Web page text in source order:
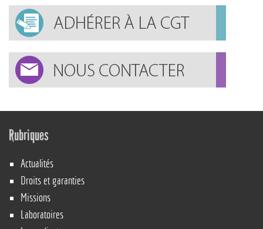
Rubriques
Actualités
Droits et garanties
Missions
Laboratoires